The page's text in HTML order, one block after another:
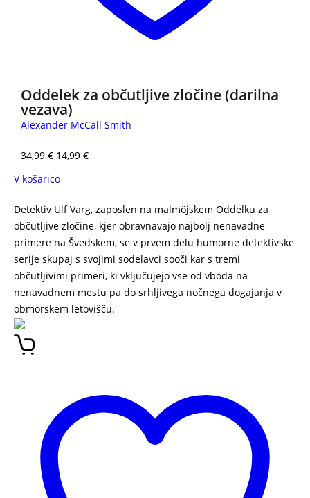
Oddelek za občutljive zločine (darilna
vezava)
Alexander McCall Smith
34,99€ 14,99 €
V košarico
Detektiv Ulf Varg, zaposlen na malmöjskem Oddelku za
občutljive zločine, kjer obravnavajo najbolj nenavadne
primere na Švedskem, se v prvem delu humorne detektivske
serije skupaj s svojimi sodelavci sooči kar s tremi
občutljivimi primeri, ki vključujejo vse od vboda na
nenavadnem mestu pa do srhljivega nočnega dogajanja v
obmorskem letovišču.